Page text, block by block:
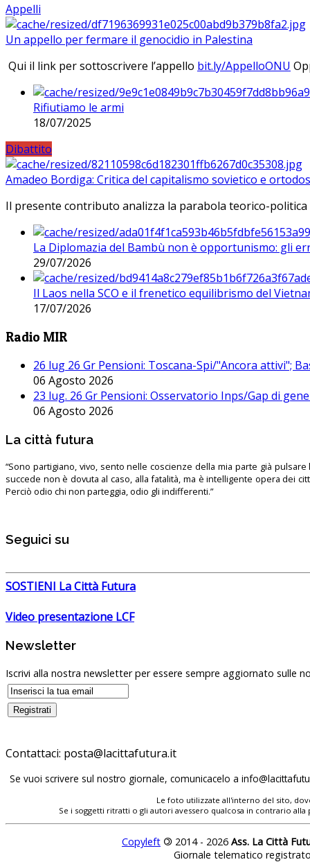
Appelli
Un appello per fermare il genocidio in Palestina
Qui il link per sottoscrivere l’appello bit.ly/AppelloONU
Rifiutiamo le armi
18/07/2025
Dibattito
Amadeo Bordiga: Critica del capitalismo sovietico e
Il presente contributo analizza la parabola teorico-
La Diplomazia del Bambù non è opportunismo: gli
29/07/2026
Il Laos nella SCO e il frenetico equilibrismo del
17/07/2026
Radio MIR
26 lug 26 Gr Pensioni: Toscana-Spi/"Ancora attivi";
06 Agosto 2026
23 lug. 26 Gr Pensioni: Osservatorio Inps/Gap di
06 Agosto 2026
La città futura
“Sono partigiano, vivo, sento nelle coscienze della mia parte già pulsare
succede non è dovuta al caso, alla fatalità, ma è intelligente opera dei
Perciò odio chi non parteggia, odio gli indifferenti.”
Seguici su
SOSTIENI La Città Futura
Video presentazione LCF
Newsletter
Iscrivi alla nostra newsletter per essere sempre aggiornato sulle
Contattaci: posta@lacittafutura.it
Se vuoi scrivere sul nostro giornale, comunicacelo a
Le foto utilizzate all'interno del sito,
Se i soggetti ritratti o gli autori avessero qualcosa in contrario
Copyleft © 2014 - 2026 Ass. La Città
Giornale telematico